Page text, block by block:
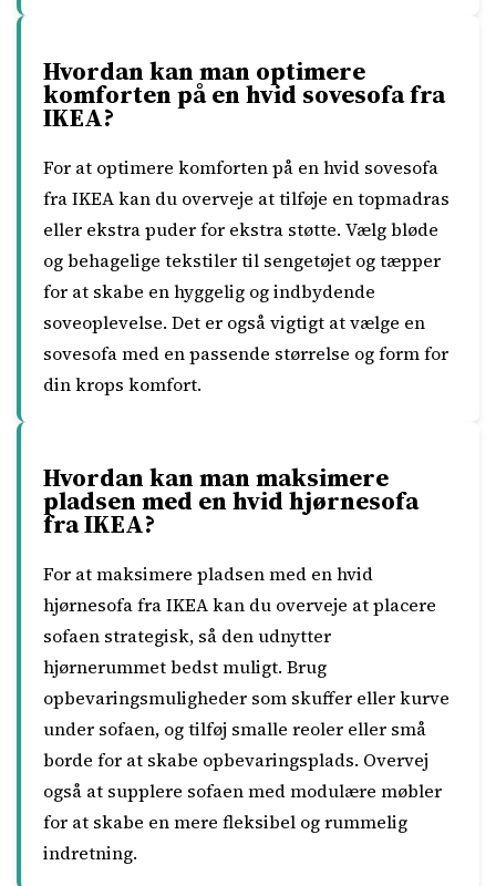
Hvordan kan man optimere
komforten på en hvid sovesofa fra
IKEA?
For at optimere komforten på en hvid sovesofa
fra IKEA kan du overveje at tilføje en topmadras
eller ekstra puder for ekstra støtte. Vælg bløde
og behagelige tekstiler til sengetøjet og tæpper
for at skabe en hyggelig og indbydende
soveoplevelse. Det er også vigtigt at vælge en
sovesofa med en passende størrelse og form for
din krops komfort.
Hvordan kan man maksimere
pladsen med en hvid hjørnesofa
fra IKEA?
For at maksimere pladsen med en hvid
hjørnesofa fra IKEA kan du overveje at placere
sofaen strategisk, så den udnytter
hjørnerummet bedst muligt. Brug
opbevaringsmuligheder som skuffer eller kurve
under sofaen, og tilføj smalle reoler eller små
borde for at skabe opbevaringsplads. Overvej
også at supplere sofaen med modulære møbler
for at skabe en mere fleksibel og rummelig
indretning.